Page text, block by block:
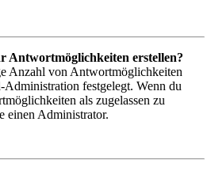
Antwortmöglichkeiten erstellen?
Anzahl von Antwortmöglichkeiten
festgelegt. Wenn du
als zugelassen zu
einen Administrator.